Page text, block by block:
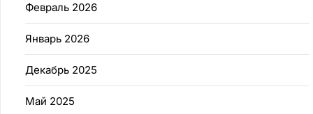
Февраль 2026
Январь 2026
Декабрь 2025
Май 2025